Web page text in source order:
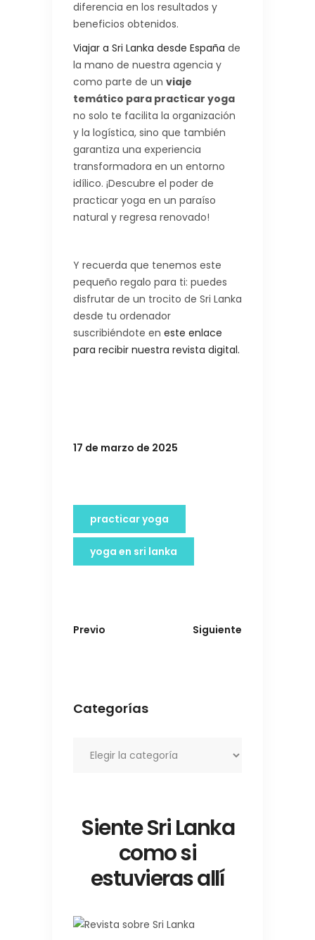
diferencia en los resultados y
beneficios obtenidos.
Viajar a Sri Lanka desde España de
la mano de nuestra agencia y
como parte de un viaje
temático para practicar yoga
no solo te facilita la organización
y la logística, sino que también
garantiza una experiencia
transformadora en un entorno
idílico. ¡Descubre el poder de
practicar yoga en un paraíso
natural y regresa renovado!
Y recuerda que tenemos este
pequeño regalo para ti: puedes
disfrutar de un trocito de Sri Lanka
desde tu ordenador
suscribiéndote en este enlace
para recibir nuestra revista digital.
17 de marzo de 2025
practicar yoga
yoga en sri lanka
Previo Siguiente
Categorías
Siente Sri Lanka
como si
estuvieras allí